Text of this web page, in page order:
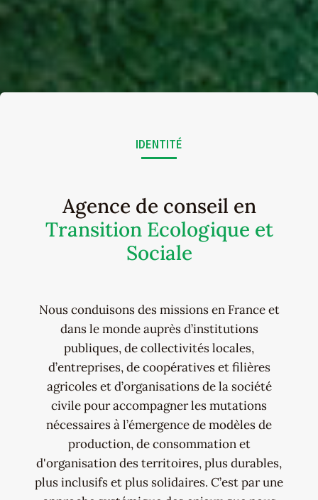
IDENTITÉ
Agence de conseil en
Transition Ecologique et
Sociale
Nous conduisons des missions en France et
dans le monde auprès d’institutions
publiques, de collectivités locales,
d’entreprises, de coopératives et filières
agricoles et d’organisations de la société
civile pour accompagner les mutations
nécessaires à l’émergence de modèles de
production, de consommation et
d'organisation des territoires, plus durables,
plus inclusifs et plus solidaires. C’est par une